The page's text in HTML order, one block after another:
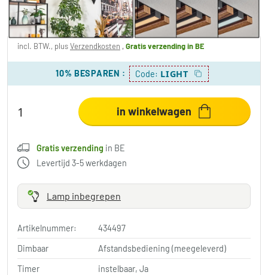
-40% € 179,99
Je redt€ 120,00 Adviesprijs:€ 299,99
incl. BTW., plusVerzendkosten ,Gratis verzendingin BE
10% BESPAREN : Code: LIGHT
in winkelwagen
Gratis verzending in BE
Levertijd 3-5 werkdagen
Lamp inbegrepen
Artikelnummer:
434497
Dimbaar
Afstandsbediening (meegeleverd)
Timer
instelbaar, Ja